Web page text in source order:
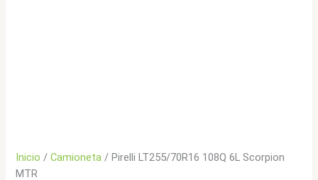
Inicio /Camioneta / Pirelli LT255/70R16 108Q 6L Scorpion
MTR